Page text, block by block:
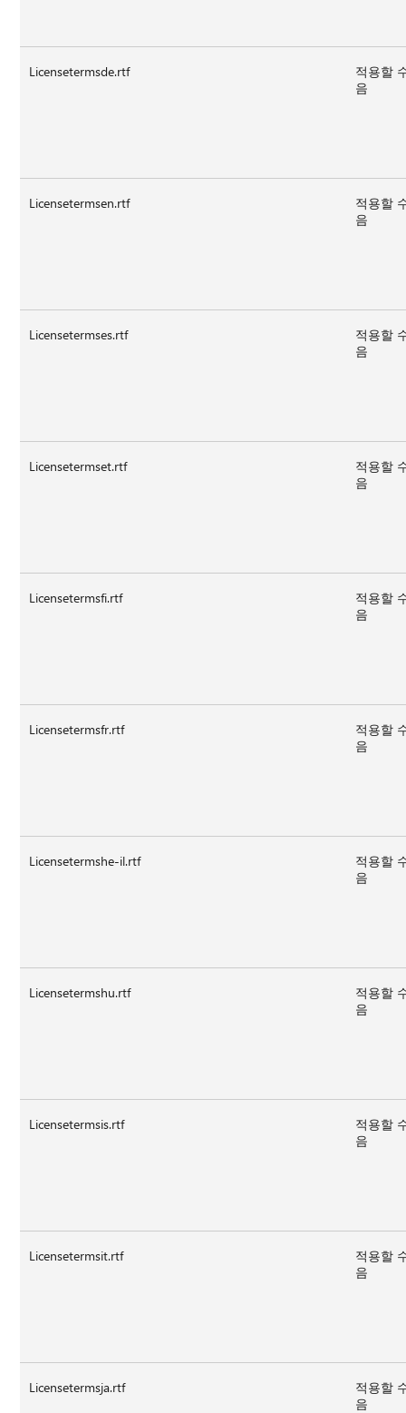
Licensetermsde.rtf
적용할
음
Licensetermsen.rtf
적용할
음
Licensetermses.rtf
적용할
음
Licensetermset.rtf
적용할
음
Licensetermsfi.rtf
적용할
음
Licensetermsfr.rtf
적용할
음
Licensetermshe-il.rtf
적용할
음
Licensetermshu.rtf
적용할
음
Licensetermsis.rtf
적용할
음
Licensetermsit.rtf
적용할
음
Licensetermsja.rtf
적용할
음